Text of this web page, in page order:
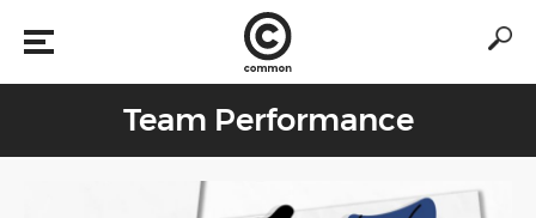
Team Performance